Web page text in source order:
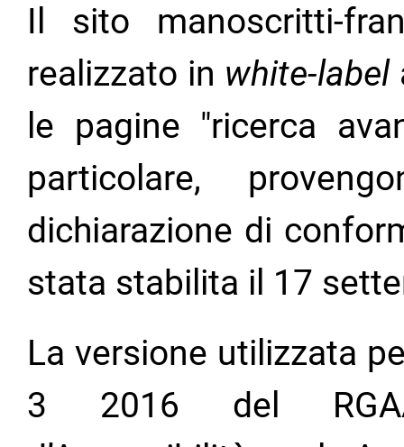
Il sito manoscritti-
realizzato in white-label
le pagine "ricerca
particolare,
dichiarazione di
stata stabilita il 17
La versione utilizzata
3 2016 del RGAA